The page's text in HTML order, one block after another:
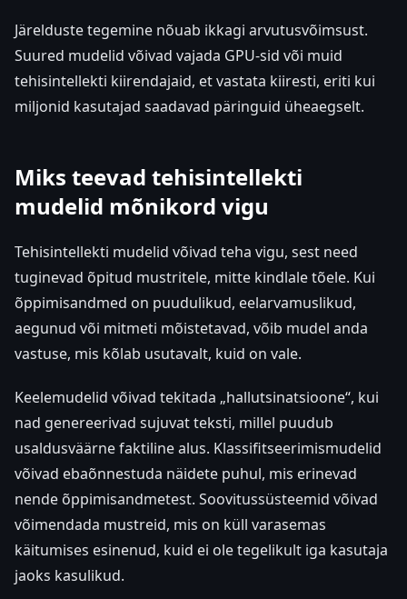
Järelduste tegemine nõuab ikkagi arvutusvõimsust.
Suured mudelid võivad vajada GPU-sid või muid
tehisintellekti kiirendajaid, et vastata kiiresti, eriti kui
miljonid kasutajad saadavad päringuid üheaegselt.
Miks teevad tehisintellekti
mudelid mõnikord vigu
Tehisintellekti mudelid võivad teha vigu, sest need
tuginevad õpitud mustritele, mitte kindlale tõele. Kui
õppimisandmed on puudulikud, eelarvamuslikud,
aegunud või mitmeti mõistetavad, võib mudel anda
vastuse, mis kõlab usutavalt, kuid on vale.
Keelemudelid võivad tekitada „hallutsinatsioone“, kui
nad genereerivad sujuvat teksti, millel puudub
usaldusväärne faktiline alus. Klassifitseerimismudelid
võivad ebaõnnestuda näidete puhul, mis erinevad
nende õppimisandmetest. Soovitussüsteemid võivad
võimendada mustreid, mis on küll varasemas
käitumises esinenud, kuid ei ole tegelikult iga kasutaja
jaoks kasulikud.